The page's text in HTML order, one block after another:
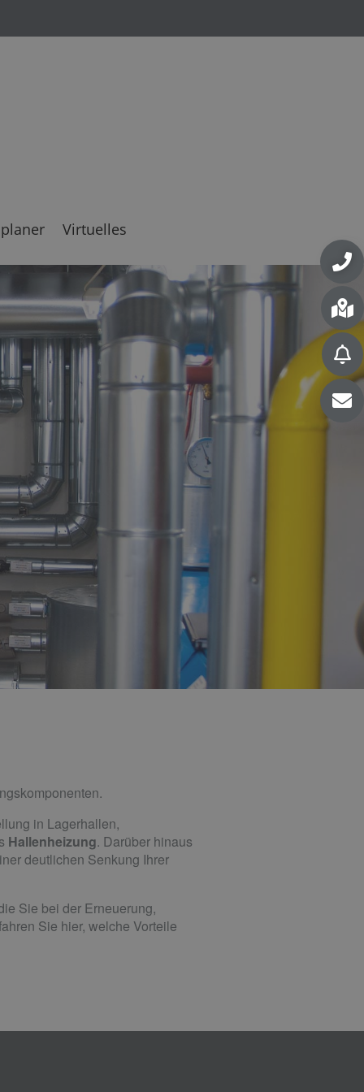
Virtuelles
in Lagerhallen,
Hallenheizung. Darüber hinaus
deutlichen Senkung Ihrer
Sie bei der Erneuerung,
Sie hier, welche Vorteile